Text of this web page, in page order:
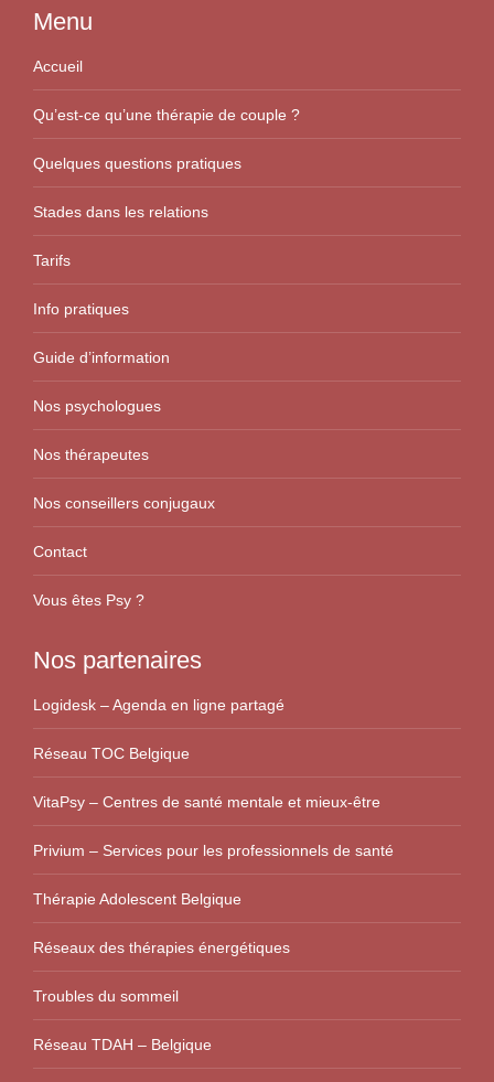
Menu
Accueil
Qu’est-ce qu’une thérapie de couple ?
Quelques questions pratiques
Stades dans les relations
Tarifs
Info pratiques
Guide d’information
Nos psychologues
Nos thérapeutes
Nos conseillers conjugaux
Contact
Vous êtes Psy ?
Nos partenaires
Logidesk – Agenda en ligne partagé
Réseau TOC Belgique
VitaPsy – Centres de santé mentale et mieux-être
Privium – Services pour les professionnels de santé
Thérapie Adolescent Belgique
Réseaux des thérapies énergétiques
Troubles du sommeil
Réseau TDAH – Belgique